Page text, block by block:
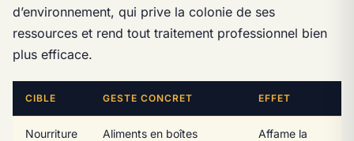
d’environnement, qui prive la colonie de ses
ressources et rend tout traitement professionnel bien
plus efficace.
CIBLE GESTE CONCRET EFFET
Nourriture
Aliments en boîtes
Affame la